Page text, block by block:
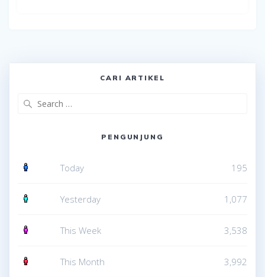
CARI ARTIKEL
PENGUNJUNG
Today 195
Yesterday 1,077
This Week 3,538
This Month 3,992